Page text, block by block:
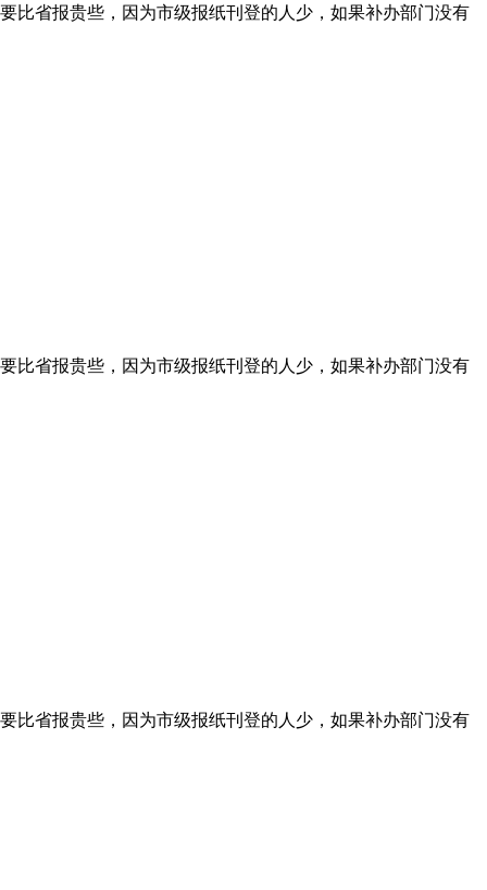
比省报贵些，因为市级报纸刊登的人少，如果补办部门没有
比省报贵些，因为市级报纸刊登的人少，如果补办部门没有
比省报贵些，因为市级报纸刊登的人少，如果补办部门没有